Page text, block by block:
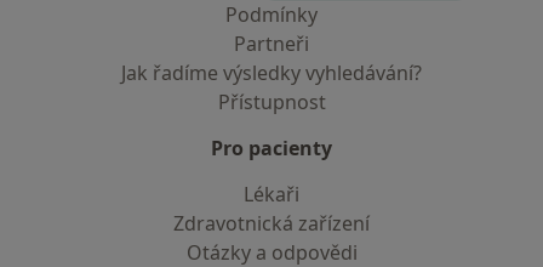
Podmínky
Partneři
Jak řadíme výsledky vyhledávání?
Přístupnost
Pro pacienty
Lékaři
Zdravotnická zařízení
Otázky a odpovědi